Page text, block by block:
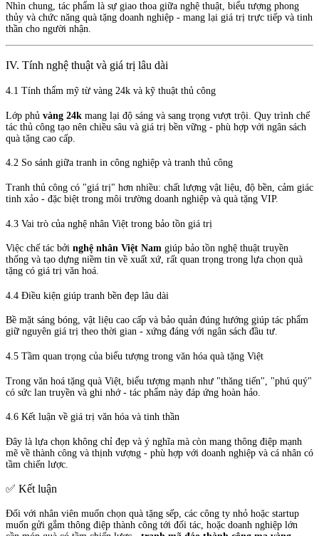
Nhìn chung, tác phẩm là sự giao thoa giữa nghệ thuật, biểu tượng phong
thủy và chức năng quà tặng doanh nghiệp - mang lại giá trị trực tiếp và tinh
thần cho người nhận.
IV. Tính nghệ thuật và giá trị lâu dài
4.1 Tính thẩm mỹ từ vàng 24k và kỹ thuật thủ công
Lớp phủ vàng 24k mang lại độ sáng và sang trọng vượt trội. Quy trình chế
tác thủ công tạo nên chiều sâu và giá trị bền vững - phù hợp với ngân sách
quà tặng cao cấp.
4.2 So sánh giữa tranh in công nghiệp và tranh thủ công
Tranh thủ công có "giá trị" hơn nhiều: chất lượng vật liệu, độ bền, cảm giác
tinh xảo - đặc biệt trong môi trường doanh nghiệp và quà tặng VIP.
4.3 Vai trò của nghệ nhân Việt trong bảo tồn giá trị
Việc chế tác bởi nghệ nhân Việt Nam giúp bảo tồn nghệ thuật truyền
thống và tạo dựng niềm tin về xuất xứ, rất quan trọng trong lựa chọn quà
tặng có giá trị văn hoá.
4.4 Điều kiện giúp tranh bền đẹp lâu dài
Bề mặt sáng bóng, vật liệu cao cấp và bảo quản đúng hướng giúp tác phẩm
giữ nguyên giá trị theo thời gian - xứng đáng với ngân sách đầu tư.
4.5 Tầm quan trọng của biểu tượng trong văn hóa quà tặng Việt
Trong văn hoá tặng quà Việt, biểu tượng mạnh như "thăng tiến", "phú quý"
có sức lan truyền và ghi nhớ - tác phẩm này đáp ứng hoàn hảo.
4.6 Kết luận về giá trị văn hóa và tinh thần
Đây là lựa chọn không chỉ đẹp và ý nghĩa mà còn mang thông điệp mạnh
mẽ về thành công và thịnh vượng - phù hợp với doanh nghiệp và cá nhân có
tầm chiến lược.
✅ Kết luận
Đối với nhân viên muốn chọn quà tặng sếp, các công ty nhỏ hoặc startup
muốn gửi gắm thông điệp thành công tới đối tác, hoặc doanh nghiệp lớn